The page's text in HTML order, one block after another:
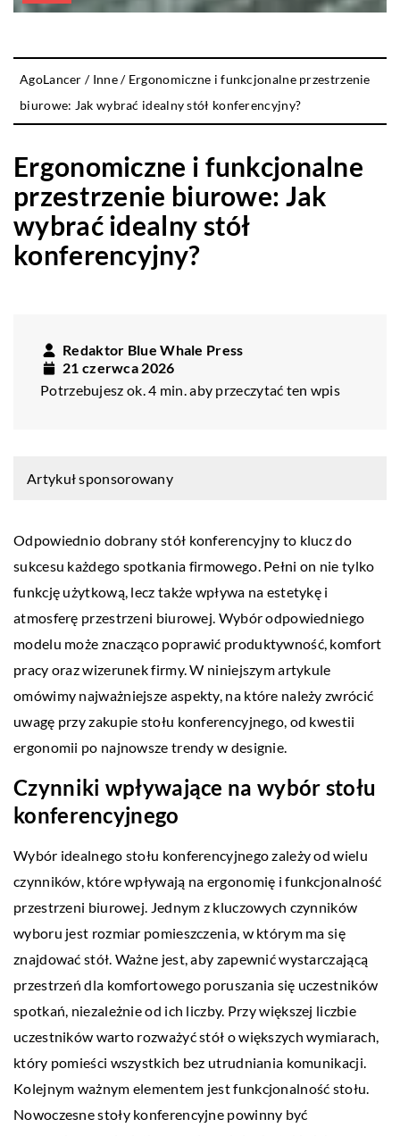
AgoLancer / Inne/ Ergonomiczne i funkcjonalne przestrzenie
biurowe: Jak wybrać idealny stół konferencyjny?
Ergonomiczne i funkcjonalne
przestrzenie biurowe: Jak
wybrać idealny stół
konferencyjny?
Redaktor Blue Whale Press
21 czerwca 2026
Potrzebujesz ok. 4 min. aby przeczytać ten wpis
Artykuł sponsorowany
Odpowiednio dobrany stół konferencyjny to klucz do
sukcesu każdego spotkania firmowego. Pełni on nie tylko
funkcję użytkową, lecz także wpływa na estetykę i
atmosferę przestrzeni biurowej. Wybór odpowiedniego
modelu może znacząco poprawić produktywność, komfort
pracy oraz wizerunek firmy. W niniejszym artykule
omówimy najważniejsze aspekty, na które należy zwrócić
uwagę przy zakupie stołu konferencyjnego, od kwestii
ergonomii po najnowsze trendy w designie.
Czynniki wpływające na wybór stołu
konferencyjnego
Wybór idealnego stołu konferencyjnego zależy od wielu
czynników, które wpływają na ergonomię i funkcjonalność
przestrzeni biurowej. Jednym z kluczowych czynników
wyboru jest rozmiar pomieszczenia, w którym ma się
znajdować stół. Ważne jest, aby zapewnić wystarczającą
przestrzeń dla komfortowego poruszania się uczestników
spotkań, niezależnie od ich liczby. Przy większej liczbie
uczestników warto rozważyć stół o większych wymiarach,
który pomieści wszystkich bez utrudniania komunikacji.
Kolejnym ważnym elementem jest funkcjonalność stołu.
Nowoczesne stoły konferencyjne powinny być